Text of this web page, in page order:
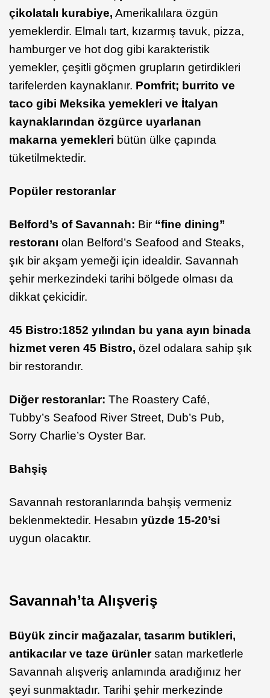
çikolatalı kurabiye, Amerikalılara özgün
yemeklerdir. Elmalı tart, kızarmış tavuk, pizza,
hamburger ve hot dog gibi karakteristik
yemekler, çeşitli göçmen grupların getirdikleri
tarifelerden kaynaklanır. Pomfrit; burrito ve
taco gibi Meksika yemekleri ve İtalyan
kaynaklarından özgürce uyarlanan
makarna yemekleri bütün ülke çapında
tüketilmektedir.
Popüler restoranlar
Belford’s of Savannah: Bir “fine dining”
restoranı olan Belford’s Seafood and Steaks,
şık bir akşam yemeği için idealdir. Savannah
şehir merkezindeki tarihi bölgede olması da
dikkat çekicidir.
45 Bistro:1852 yılından bu yana ayın binada
hizmet veren 45 Bistro, özel odalara sahip şık
bir restorandır.
Diğer restoranlar: The Roastery Café,
Tubby’s Seafood River Street, Dub’s Pub,
Sorry Charlie’s Oyster Bar.
Bahşiş
Savannah restoranlarında bahşiş vermeniz
beklenmektedir. Hesabın yüzde 15-20’si
uygun olacaktır.
Savannah’ta Alışveriş
Büyük zincir mağazalar, tasarım butikleri,
antikacılar ve taze ürünlersatan marketlerle
Savannah alışveriş anlamında aradığınız her
şeyi sunmaktadır. Tarihi şehir merkezinde